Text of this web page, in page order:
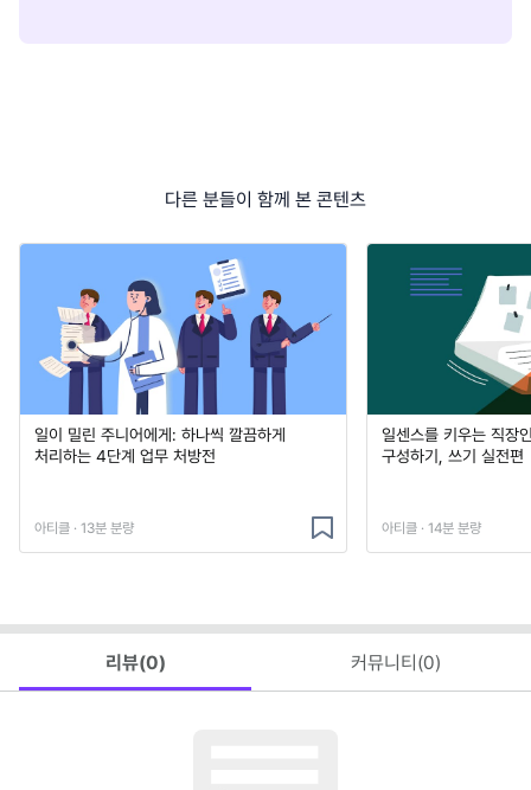
다른 분들이 함께 본 콘텐츠
일이 밀린 주니어에게: 하나씩 깔끔하게
처리하는 4단계 업무 처방전
아티클 · 13분 분량
일센스를 키우는 직장
구성하기, 쓰기 실전편
아티클 · 14분 분량
리뷰(0) 커뮤니티(0)